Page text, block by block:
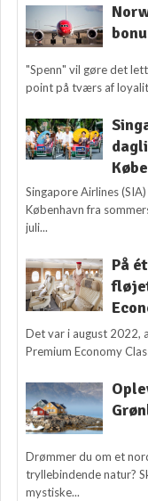
"Spenn" vil gøre det
point på tværs af
Singapore Airlines
København fra
juli...
På
Det var i august 2022,
Premium Economy
Drømmer du om et
tryllebindende natur?
mystiske...